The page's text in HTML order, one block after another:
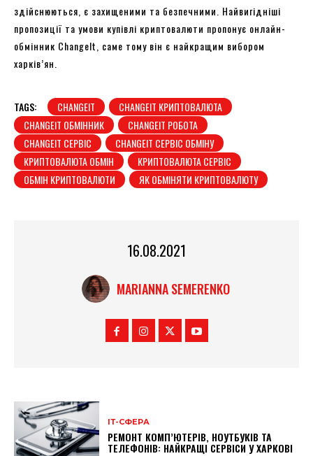
здійснюються, є захищеними та безпечними. Найвигідніші
пропозиції та умови купівлі криптовалюти пропонує онлайн-
обмінник ChangeIt, саме тому він є найкращим вибором
харків’ян.
TAGS: CHANGEIT
CHANGEIT КРИПТОВАЛЮТА
CHANGEIT ОБМІННИК
CHANGEIT РОБОТА
CHANGEIT СЕРВІС
CHANGEIT СЕРВІС ОБМІНУ
КРИПТОВАЛЮТА ОБМІН
КРИПТОВАЛЮТА СЕРВІС
ОБМІН КРИПТОВАЛЮТИ
ЯК ОБМІНЯТИ КРИПТОВАЛЮТУ
16.08.2021
MARIANNA SEMERENKO
ІТ-СФЕРА
РЕМОНТ КОМП’ЮТЕРІВ, НОУТБУКІВ ТА
ТЕЛЕФОНІВ: НАЙКРАЩІ СЕРВІСИ У ХАРКОВІ